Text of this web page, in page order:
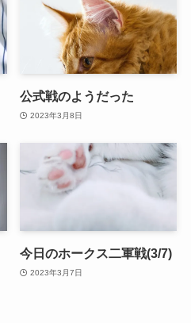
公式戦のようだった
2023年3月8日
今日のホークス二軍戦(3/7)
2023年3月7日